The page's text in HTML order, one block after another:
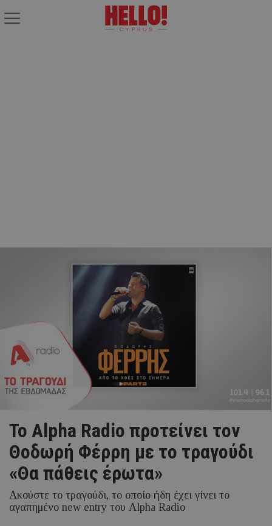
Το Alpha Radio προτείνει τον
Θοδωρή Φέρρη με το τραγούδι
«Θα πάθεις έρωτα»
Ακούστε το τραγούδι, το οποίο ήδη έχει γίνει το
αγαπημένο new entry του Alpha Radio